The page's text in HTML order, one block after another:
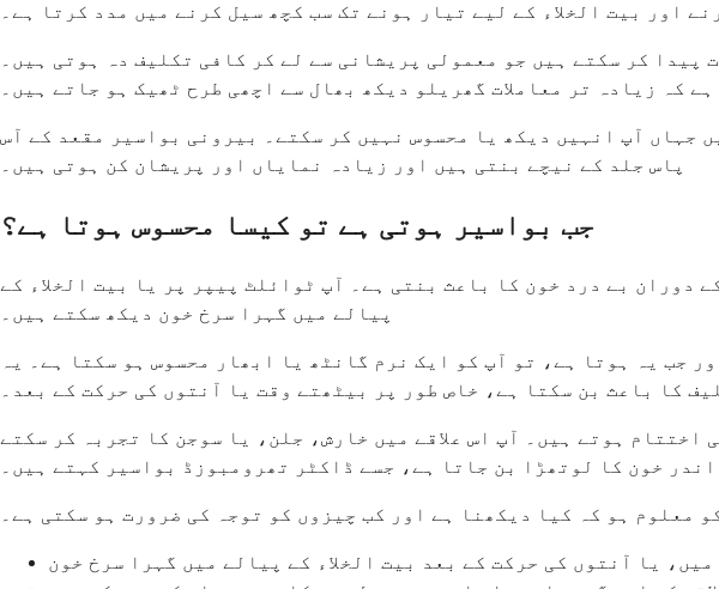
اور بیت الخلاء کے لیے تیار ہونے تک سب کچھ سیل کرنے میں مدد کرتا ہے۔
کر سکتے ہیں جو معمولی پریشانی سے لے کر کافی تکلیف دہ ہوتی ہیں۔
ہے کہ زیادہ تر معاملات گھریلو دیکھ بھال سے اچھی طرح ٹھیک ہو جاتے ہیں۔
جہاں آپ انہیں دیکھ یا محسوس نہیں کر سکتے۔ بیرونی بواسیر مقعد کے آس
پاس جلد کے نیچے بنتی ہیں اور زیادہ نمایاں اور پریشان کن ہوتی ہیں۔
جب بواسیر ہوتی ہے تو کیسا محسوس ہوتا ہے؟
دوران بے درد خون کا باعث بنتی ہے۔ آپ ٹوائلٹ پیپر پر یا بیت الخلاء کے
پیالے میں گہرا سرخ خون دیکھ سکتے ہیں۔
جب یہ ہوتا ہے، تو آپ کو ایک نرم گانٹھ یا ابھار محسوس ہو سکتا ہے۔ یہ
کا باعث بن سکتا ہے، خاص طور پر بیٹھتے وقت یا آنتوں کی حرکت کے بعد۔
ہوتے ہیں۔ آپ اس علاقے میں خارش، جلن، یا سوجن کا تجربہ کر سکتے
خون کا لوتھڑا بن جاتا ہے، جسے ڈاکٹر تھرومبوزڈ بواسیر کہتے ہیں۔
معلوم ہو کہ کیا دیکھنا ہے اور کب چیزوں کو توجہ کی ضرورت ہو سکتی ہے۔
یا آنتوں کی حرکت کے بعد بیت الخلاء کے پیالے میں گہرا سرخ خون